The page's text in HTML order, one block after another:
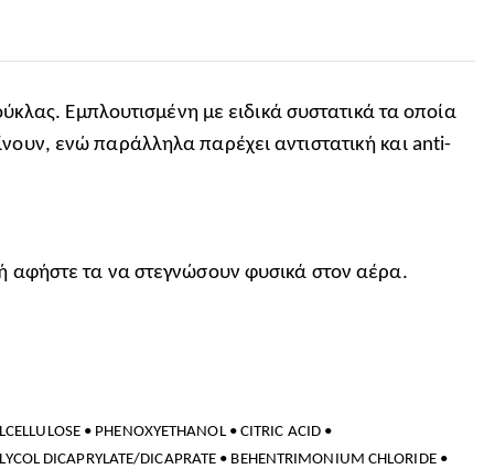
Εμπλουτισμένη με ειδικά συστατικά τα οποία
ενώ παράλληλα παρέχει αντιστατική και anti-
αφήστε τα να στεγνώσουν φυσικά στον αέρα.
• PHENOXYETHANOL • CITRIC ACID •
DICAPRYLATE/DICAPRATE • BEHENTRIMONIUM CHLORIDE •